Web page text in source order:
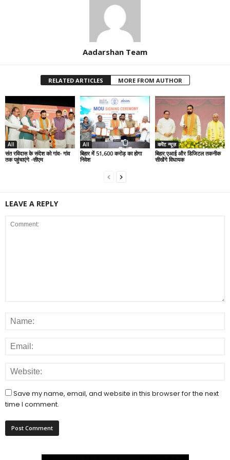
Aadarshan Team
RELATED ARTICLES MORE FROM AUTHOR
All
संत रविदास के संदेश को गांव- गांव
तक पहुंचाएंगे -सीएम
All
बिहार में 51,600 करोड़ का होगा
निवेश
करेंट न्यूज़
बिहार:एआई और डिजिटल तकनीक
सीखेंगे विधायक
LEAVE A REPLY
Save my name, email, and website in this browser for the next
time I comment.